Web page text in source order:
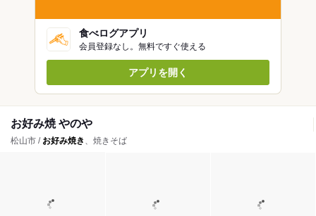
食べログアプリ
会員登録なし。無料ですぐ使える
アプリを開く
お好み焼 やのや
松山市 / お好み焼き 、焼きそば